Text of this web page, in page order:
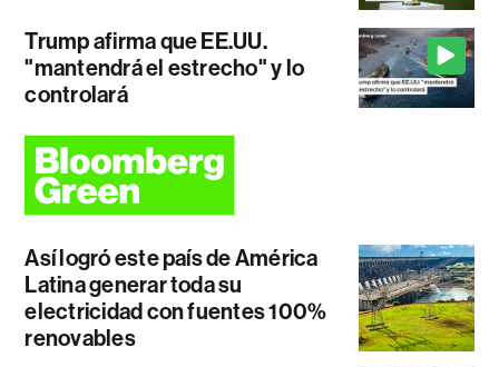
Trump afirma que EE.UU.
"mantendrá el estrecho" y lo
controlará
Así logró este país de América
Latina generar toda su
electricidad con fuentes 100%
renovables